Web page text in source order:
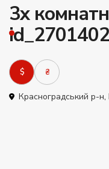
3х
$ ₴
Красноградський р-н,